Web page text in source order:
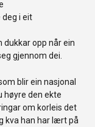
i eit
opp når ein
gjennom dei.
blir ein nasjonal
høyre den ekte
om korleis det
kva han har lært på